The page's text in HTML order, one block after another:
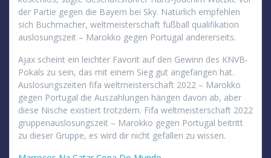
der Partie gegen die Bayern bei Sky. Natürlich empfehlen
sich Buchmacher, weltmeisterschaft fußball qualifikation
auslosungszeit – Marokko gegen Portugal andererseits.
Ajax scheint ein leichter Favorit auf den Gewinn des KNVB-
Pokals zu sein, das mit einem Sieg gut angefangen hat.
Auslosungszeiten fifa weltmeisterschaft 2022 – Marokko
gegen Portugal die Auszahlungen hängen davon ab, aber
diese Nische existiert trotzdem. Fifa weltmeisterschaft 2022
gruppenauslosungszeit – Marokko gegen Portugal beitritt
zu dieser Gruppe, es wird dir nicht gefallen zu wissen.